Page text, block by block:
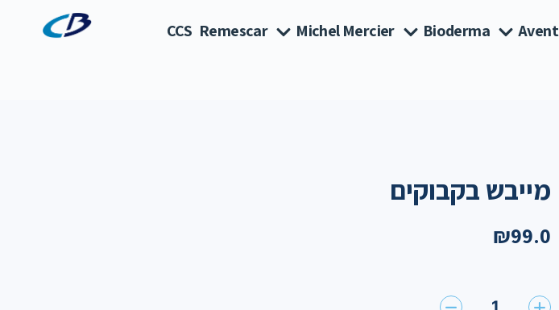
Avent
Bioderma
Michel Mercier
Remescar
CCS
מייבש בקבוקים
₪99.0